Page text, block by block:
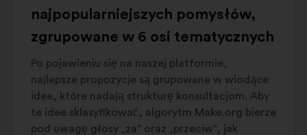
najpopularniejszych pomysłów,
zgrupowane w 6 osi tematycznych
Po pojawieniu się na naszej platformie,
najlepsze propozycje są grupowane w wiodące
idee, które nadają strukturę konsultacjom. Aby
te idee sklasyfikować, algorytm Make.org bierze
pod uwagę głosy „za” oraz „przeciw”, jak